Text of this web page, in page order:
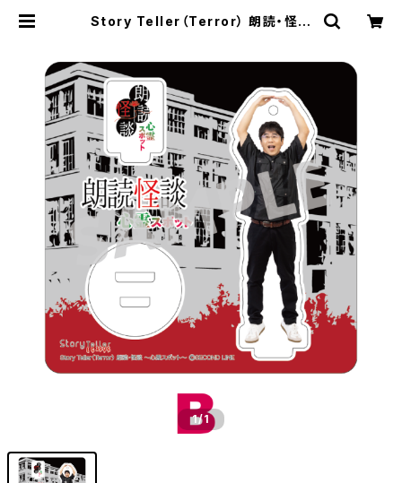
Story Teller（Terror） 朗読・怪談
LINE SHOP
1/1